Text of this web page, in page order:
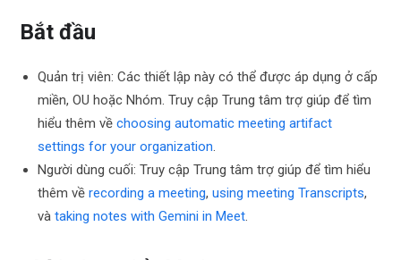
Bắt đầu
Quản trị viên: Các thiết lập này có thể được áp dụng ở cấp
miền, OU hoặc Nhóm. Truy cập Trung tâm trợ giúp để tìm
hiểu thêm vềchoosing automatic meeting artifact
settings for your organization.
Người dùng cuối: Truy cập Trung tâm trợ giúp để tìm hiểu
thêm vềrecording a meeting,using meeting Transcripts,
vàtaking notes with Gemini in Meet.